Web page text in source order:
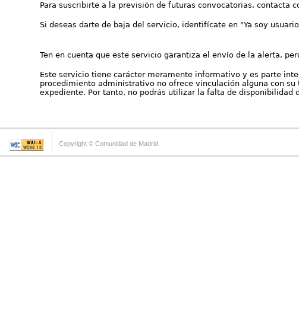
Para suscribirte a la previsión de futuras convocatorias, contacta
Si deseas darte de baja del servicio, identifícate en "Ya soy
Ten en cuenta que este servicio garantiza el envío de la alerta,
Este servicio tiene carácter meramente informativo y es parte
procedimiento administrativo no ofrece vinculación alguna con
expediente. Por tanto, no podrás utilizar la falta de
Copyright © Comunidad de Madrid.